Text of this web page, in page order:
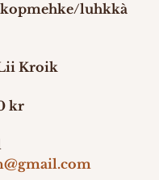
luhkkà
Kroik
kr